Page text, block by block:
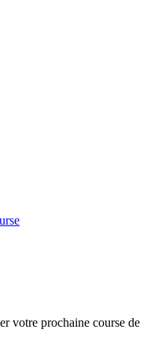
votre prochaine course de